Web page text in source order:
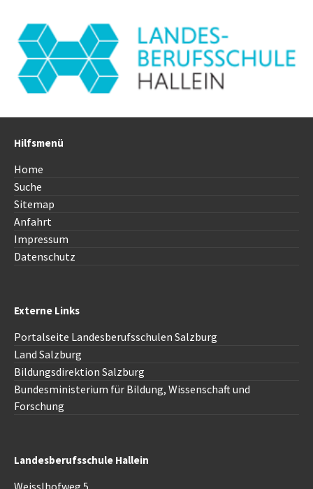
Hilfsmenü
Home
Suche
Sitemap
Anfahrt
Impressum
Datenschutz
Externe Links
Portalseite Landesberufsschulen Salzburg
Land Salzburg
Bildungsdirektion Salzburg
Bundesministerium für Bildung, Wissenschaft und
Forschung
Landesberufsschule Hallein